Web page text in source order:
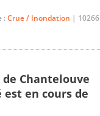
:Crue / Inondation | 10266
Chantelouve
en cours de